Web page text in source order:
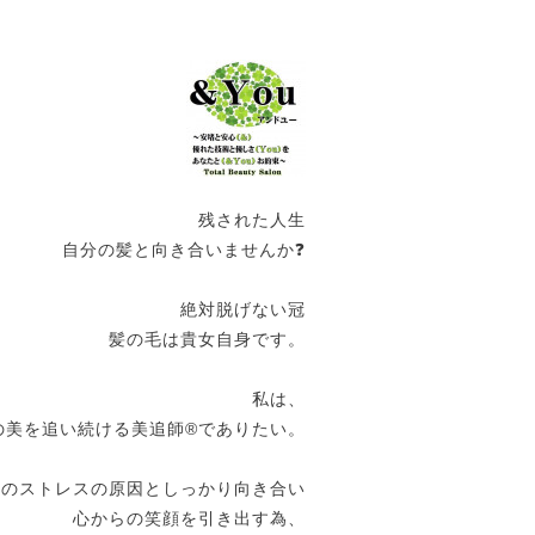
残された人生
自分の髪と向き合いませんか❓
絶対脱げない冠
髪の毛は貴女自身です。
私は、
美を追い続ける美追師®️でありたい。
ストレスの原因としっかり向き合い
心からの笑顔を引き出す為、